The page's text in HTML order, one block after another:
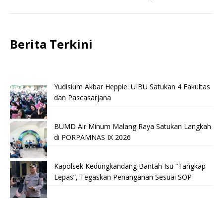
Berita Terkini
Yudisium Akbar Heppie: UIBU Satukan 4 Fakultas
dan Pascasarjana
BUMD Air Minum Malang Raya Satukan Langkah
di PORPAMNAS IX 2026
Kapolsek Kedungkandang Bantah Isu “Tangkap
Lepas”, Tegaskan Penanganan Sesuai SOP